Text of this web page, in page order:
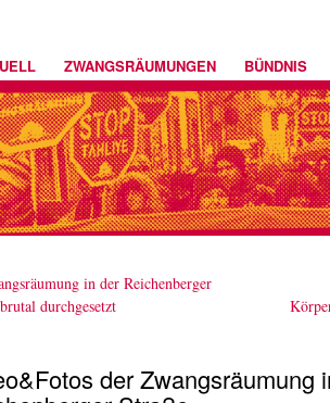
ZWANGSRÄUMUNGEN BÜNDNIS
in der Reichenberger
durchgesetzt
der Zwangsräumung